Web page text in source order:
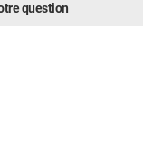
question